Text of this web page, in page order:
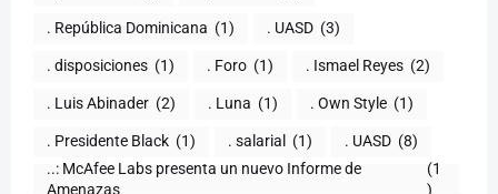
. República Dominicana (1) . UASD (3)
. disposiciones (1) . Foro (1) . Ismael Reyes (2)
. Luis Abinader (2) . Luna (1) . Own Style (1)
. Presidente Black (1) . salarial (1) . UASD (8)
..: McAfee Labs presenta un nuevo Informe de
(1
)